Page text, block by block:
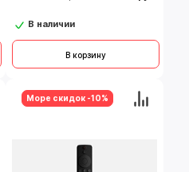
В наличии
В корзину
Море скидок -10%